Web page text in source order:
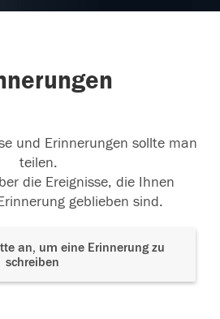
du hast es besser dort
und Erinnerungen sollte man
teilen.
die Ereignisse, die Ihnen
geblieben sind.
an, um eine Erinnerung zu
schreiben